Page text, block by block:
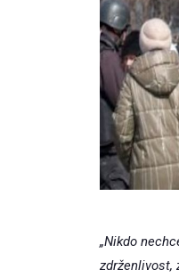
„Nikdo
zdrženlivost,